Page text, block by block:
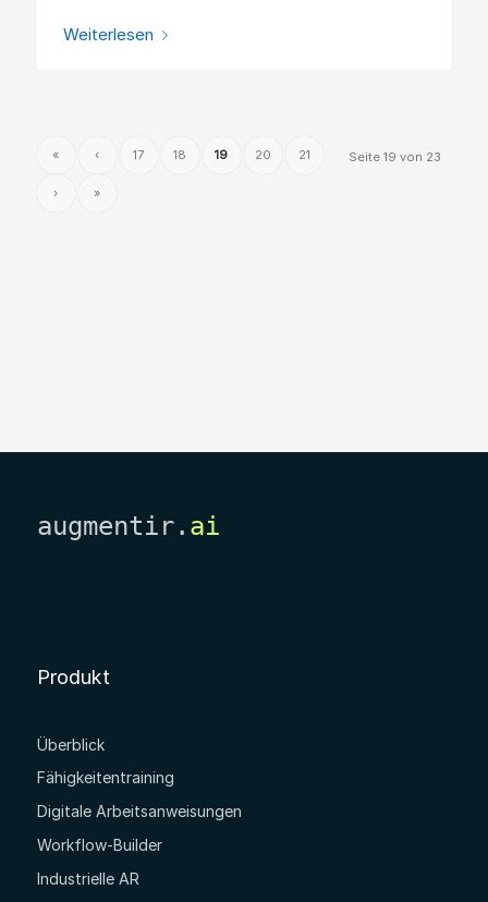
Weiterlesen
Seite 19 von 23
« ‹ 17 18 19 20 21
› »
augmentir. ai
Produkt
Überblick
Fähigkeitentraining
Digitale Arbeitsanweisungen
Workflow-Builder
Industrielle AR